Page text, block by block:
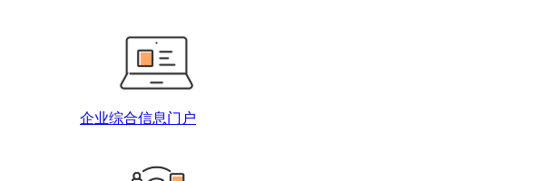
企业综合信息门户